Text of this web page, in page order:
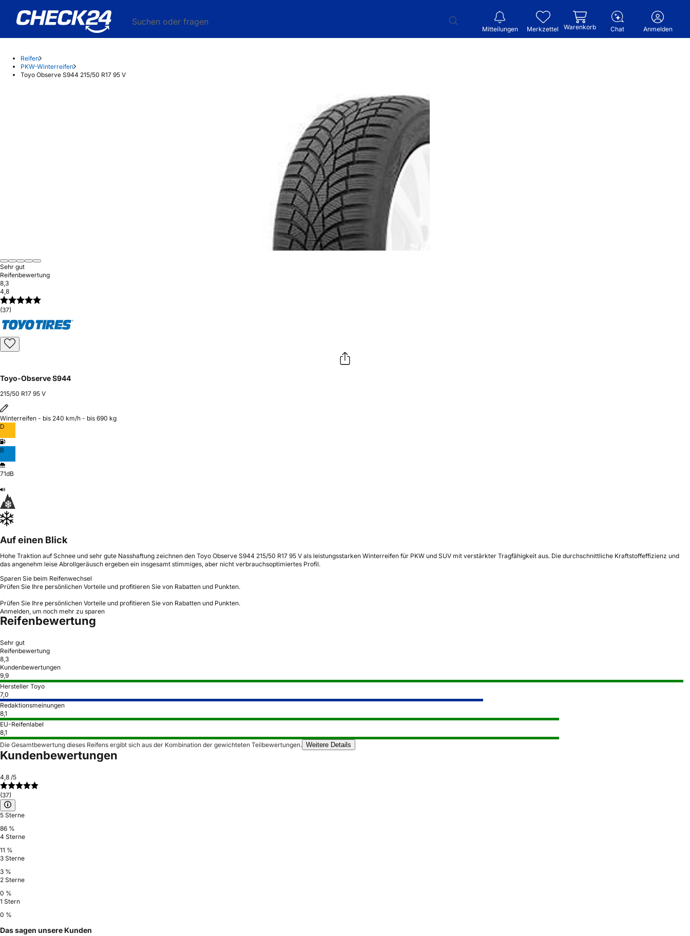
Suchen oder fragen
Mitteilungen Merkzettel Warenkorb Chat Anmelden
Reifen
PKW-Winterreifen
Toyo Observe S944 215/50 R17 95 V
Sehr gut
Reifenbewertung
8,3
4,8
(37)
Toyo-Observe S944
215/50 R17 95 V
Winterreifen - bis 240 km/h - bis 690 kg
D
B
71dB
Auf einen Blick
Hohe Traktion auf Schnee und sehr gute Nasshaftung zeichnen den Toyo Observe S944 215/50 R17 95 V als leistungsstarken Winterreifen für PKW und SUV mit verstärkter Tragfähigkeit aus. Die durchschnittliche Kraftstoffeffizienz und
das angenehm leise Abrollgeräusch ergeben ein insgesamt stimmiges, aber nicht verbrauchsoptimiertes Profil.
Sparen Sie beim Reifenwechsel
Prüfen Sie Ihre persönlichen Vorteile und profitieren Sie von Rabatten und Punkten.
Prüfen Sie Ihre persönlichen Vorteile und profitieren Sie von Rabatten und Punkten.
Anmelden, um noch mehr zu sparen
Reifenbewertung
Sehr gut
Reifenbewertung
8,3
Kundenbewertungen
9,9
Hersteller Toyo
7,0
Redaktionsmeinungen
8,1
EU-Reifenlabel
8,1
Die Gesamtbewertung dieses Reifens ergibt sich aus der Kombination der gewichteten Teilbewertungen. Weitere Details
Kundenbewertungen
4,8 /5
(37)
5 Sterne
86 %
4 Sterne
11 %
3 Sterne
3 %
2 Sterne
0 %
1 Stern
0 %
Das sagen unsere Kunden